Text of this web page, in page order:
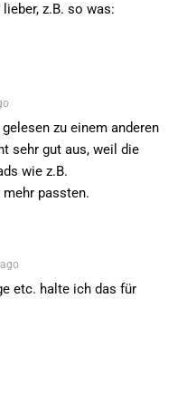
z.B. so was:
zu einem anderen
sehr gut aus, weil die
wie z.B.
passten.
etc. halte ich das für